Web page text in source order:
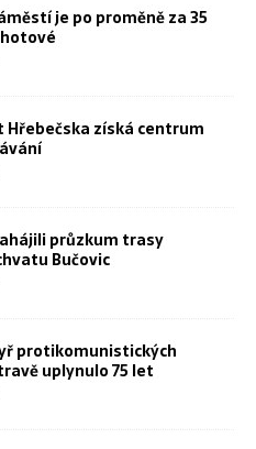
je po proměně za 35
Hřebečska získá centrum
průzkum trasy
Bučovic
protikomunistických
uplynulo 75 let